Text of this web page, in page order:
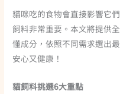
貓咪吃的食物會直接影響它
飼料非常重要。本文將提供
懂成分，依照不同需求選出
安心又健康！
貓飼料挑選6大重點